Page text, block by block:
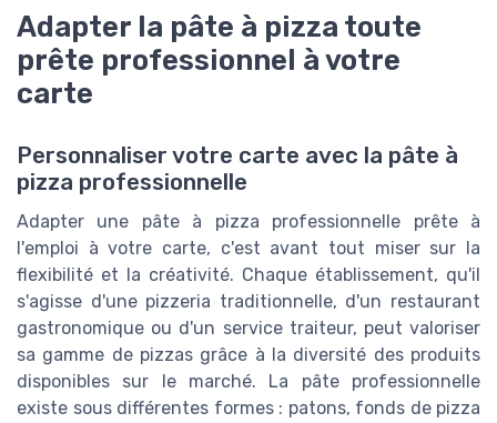
Adapter la pâte à pizza toute
prête professionnel à votre
carte
Personnaliser votre carte avec la pâte à
pizza professionnelle
Adapter une pâte à pizza professionnelle prête à
l'emploi à votre carte, c'est avant tout miser sur la
flexibilité et la créativité. Chaque établissement, qu'il
s'agisse d'une pizzeria traditionnelle, d'un restaurant
gastronomique ou d'un service traiteur, peut valoriser
sa gamme de pizzas grâce à la diversité des produits
disponibles sur le marché. La pâte professionnelle
existe sous différentes formes : patons, fonds de pizza